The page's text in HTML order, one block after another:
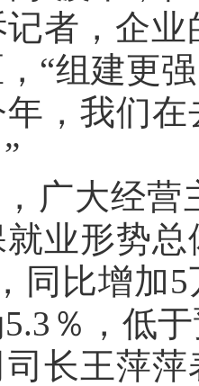
者，企
“组建更
，我们
广大经营
业形势
同比增加
％，低
长王萍